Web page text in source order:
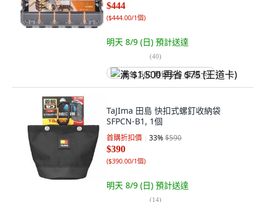
$444
($444.00/1個)
明天 8/9 (日) 預計送達
(40)
满 $1,500 再省 $75 (王道卡)
TaJIma 田島 快扣式螺釘收納袋
SFPCN-B1, 1個
首購折扣價 33%$590
$390
($390.00/1個)
明天 8/9 (日) 預計送達
(14)